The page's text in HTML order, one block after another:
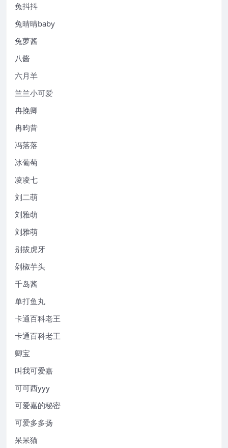
兔抖抖
兔晴晴baby
兔萝酱
八酱
六月羊
兰兰小可爱
冉挽卿
冉昀昔
冯落落
冰葡萄
凌凌七
刘二萌
刘雅萌
刘雅萌
别拔虎牙
剁椒芋头
千岛酱
单打鱼丸
卡通百科老王
卡通百科老王
卿宝
叫我可爱嘉
可可西yyy
可爱嘉的秘密
可爱多多扬
呆呆猫